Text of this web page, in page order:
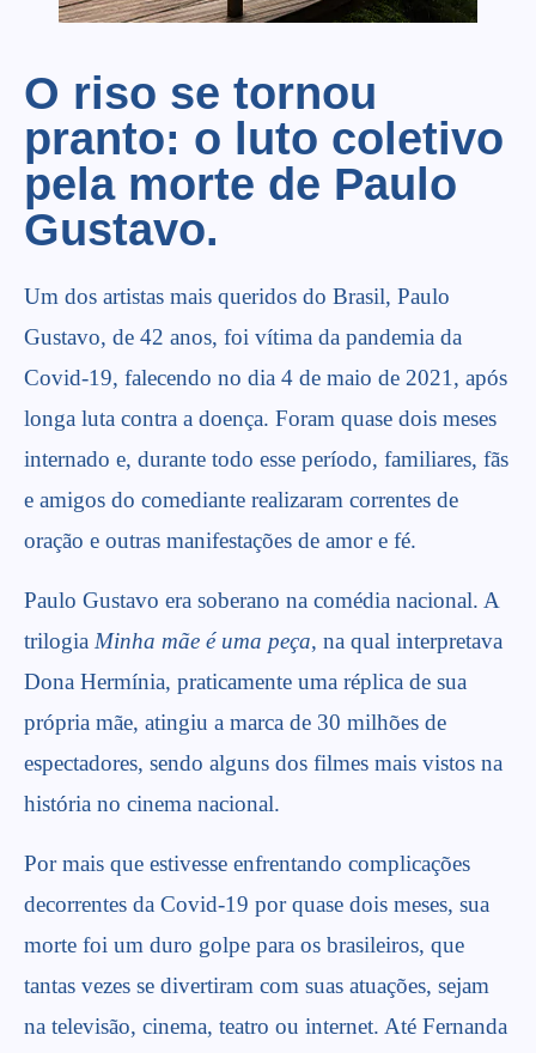
O riso se tornou
pranto: o luto coletivo
pela morte de Paulo
Gustavo.
Um dos artistas mais queridos do Brasil, Paulo
Gustavo, de 42 anos, foi vítima da pandemia da
Covid-19, falecendo no dia 4 de maio de 2021, após
longa luta contra a doença. Foram quase dois meses
internado e, durante todo esse período, familiares, fãs
e amigos do comediante realizaram correntes de
oração e outras manifestações de amor e fé.
Paulo Gustavo era soberano na comédia nacional. A
trilogia Minha mãe é uma peça, na qual interpretava
Dona Hermínia, praticamente uma réplica de sua
própria mãe, atingiu a marca de 30 milhões de
espectadores, sendo alguns dos filmes mais vistos na
história no cinema nacional.
Por mais que estivesse enfrentando complicações
decorrentes da Covid-19 por quase dois meses, sua
morte foi um duro golpe para os brasileiros, que
tantas vezes se divertiram com suas atuações, sejam
na televisão, cinema, teatro ou internet. Até Fernanda